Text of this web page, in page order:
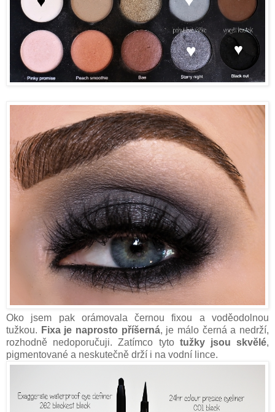
Oko jsem pak orámovala černou fixou a voděodolnou
tužkou. Fixa je naprosto příšerná, je málo černá a nedrží,
rozhodně nedoporučuji. Zatímco tyto tužky jsou skvělé,
pigmentované a neskutečně drží i na vodní lince.